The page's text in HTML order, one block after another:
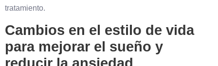
tratamiento.
Cambios en el estilo de vida
para mejorar el sueño y